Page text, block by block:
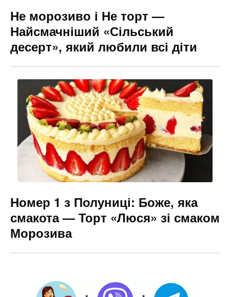
Не морозиво і Не торт —
Найсмачніший «Сільський
десерт», який любили всі діти
Номер 1 з Полуниці: Боже, яка
смакота — Торт «Люся» зі смаком
Морозива